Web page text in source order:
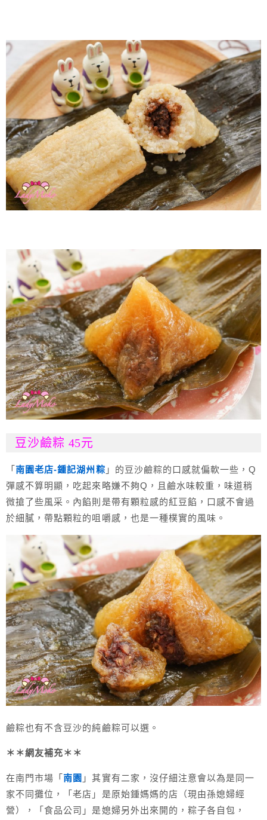
豆沙鹼粽 45元
「南園老店-鍾記湖州粽 」的豆沙鹼粽的口感就偏軟一些，Q
彈感不算明顯，吃起來略嫌不夠Q，且鹼水味較重，味道稍
微搶了些風采。內餡則是帶有顆粒感的紅豆餡，口感不會過
於細膩，帶點顆粒的咀嚼感，也是一種樸實的風味。
鹼粽也有不含豆沙的純鹼粽可以選。
＊＊網友補充＊＊
在南門市場「南園 」其實有二家，沒仔細注意會以為是同一
家不同攤位，「老店」是原始鍾媽媽的店（現由孫媳婦經
營），「食品公司」是媳婦另外出來開的，粽子各自包，